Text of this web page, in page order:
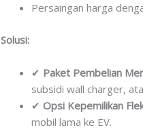
Persaingan harga
Solusi:
✔ Paket Pembelian
subsidi wall charger,
✔Opsi Kepemilikan
mobil lama ke EV.